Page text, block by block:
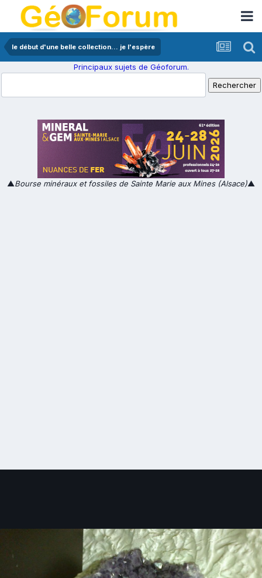
le début d'une belle collection... je l'espère
Principaux sujets de Géoforum.
▲Bourse minéraux et fossiles de Sainte Marie aux Mines (Alsace)▲